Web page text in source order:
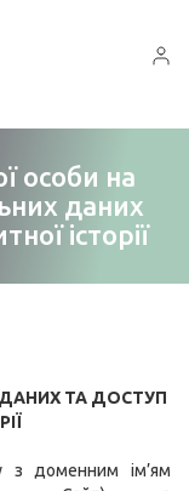
особи на
даних
історії
ТА ДОСТУП
з доменним ім’ям